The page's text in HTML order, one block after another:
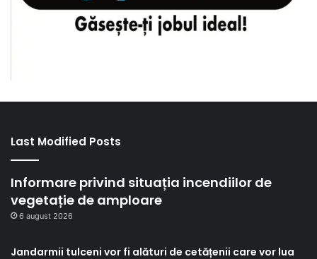
Last Modified Posts
Informare privind situația incendiilor de
vegetație de amploare
6 august 2026
Jandarmii tulceni vor fi alături de cetățenii care vor lua